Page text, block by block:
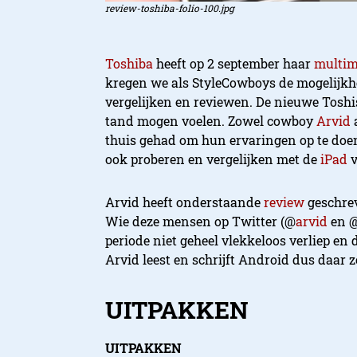
review-toshiba-folio-100.jpg
Toshiba heeft op 2 september haar
kregen we als StyleCowboys de
vergelijken en reviewen. De nieuwe
tand mogen voelen. Zowel cowboyArvid
thuis gehad om hun ervaringen op te
ook proberen en vergelijken met deiPad
Arvid heeft onderstaandereview
Wie deze mensen op Twitter (@arvid en
periode niet geheel vlekkeloos verliep
Arvid leest en schrijft Android dus daar
UITPAKKEN
UITPAKKEN